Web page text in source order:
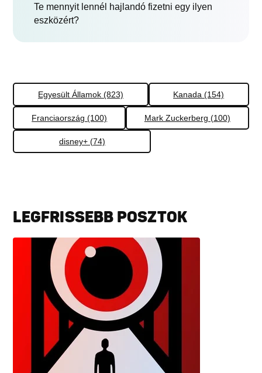
Te mennyit lennél hajlandó fizetni egy ilyen
eszközért?
Egyesült Államok (823) Kanada (154)
Franciaország (100) Mark Zuckerberg (100)
disney+ (74)
LEGFRISSEBB POSZTOK